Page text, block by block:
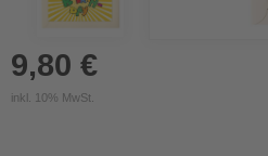
9,80 €
inkl. 10% MwSt.